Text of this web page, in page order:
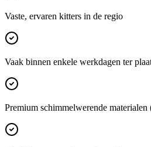
Vaste, ervaren kitters in de regio
Vaak binnen enkele werkdagen ter
Premium schimmelwerende materialen